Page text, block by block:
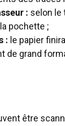
: selon le
pochette ;
: le papier
de grand
être